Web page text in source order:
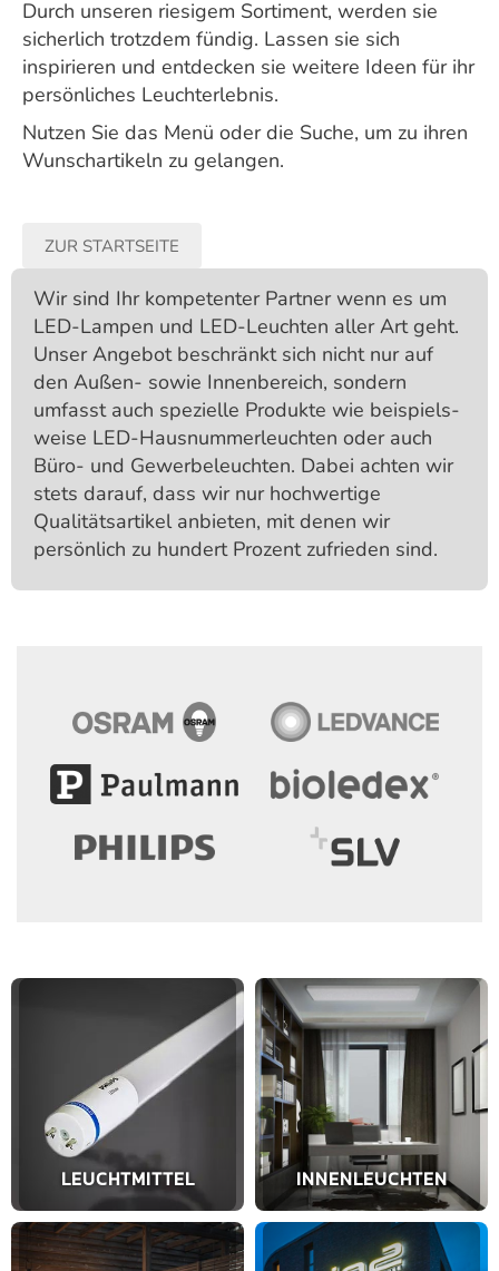
Durch unseren riesigem Sortiment, werden sie
sicherlich trotzdem fündig. Lassen sie sich
inspirieren und entdecken sie weitere Ideen für ihr
persönliches Leuchterlebnis.
Nutzen Sie das Menü oder die Suche, um zu ihren
Wunschartikeln zu gelangen.
ZUR STARTSEITE
Wir sind Ihr kompetenter Partner wenn es um
LED-Lampen und LED-Leuchten aller Art geht.
Unser Angebot beschränkt sich nicht nur auf
den Außen- sowie Innenbereich, sondern
umfasst auch spezielle Produkte wie beispiels­
weise LED-Hausnummer­leuchten oder auch
Büro- und Gewerbe­leuchten. Dabei achten wir
stets darauf, dass wir nur hochwertige
Qualitäts­artikel anbieten, mit denen wir
persönlich zu hundert Prozent zufrieden sind.
LEUCHTMITTEL INNENLEUCHTEN